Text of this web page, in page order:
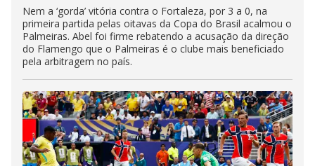
Nem a ‘gorda’ vitória contra o Fortaleza, por 3 a 0, na
primeira partida pelas oitavas da Copa do Brasil acalmou o
Palmeiras. Abel foi firme rebatendo a acusação da direção
do Flamengo que o Palmeiras é o clube mais beneficiado
pela arbitragem no país.